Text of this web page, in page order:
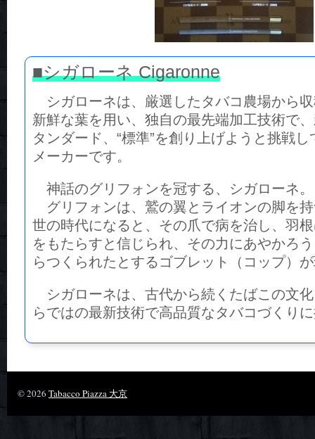
■シガローネ Cigaronne
シガローネは、厳選したタバコ農場から
新鮮な葉を用い、独自の最先端加工技術で
タンダード、“標準”を創り上げようと挑戦
メーカーです。
神話のグリフォンを冠する、シガローネ。
グリフォンは、鷲の翼とライオンの脚を
世の時代になると、その爪で病を治し、羽
をもたらすと信じられ、その力にあやかろ
らつくられたとするゴブレット（コップ）
シガローネは、古代から続くたばこの文
らではの最新技術で高品質なタバコづくり
© 2026 Tabacco Piazza 大京